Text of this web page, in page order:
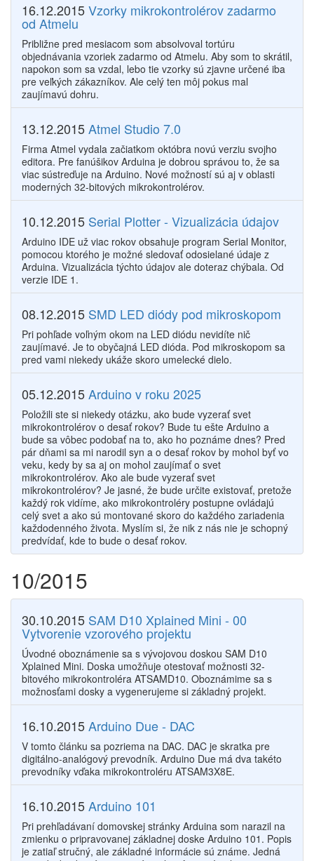
16.12.2015Vzorky mikrokontrolérov zadarmo
od Atmelu
Približne pred mesiacom som absolvoval tortúru
objednávania vzoriek zadarmo od Atmelu. Aby som to skrátil,
napokon som sa vzdal, lebo tie vzorky sú zjavne určené iba
pre veľkých zákazníkov. Ale celý ten môj pokus mal
zaujímavú dohru.
13.12.2015Atmel Studio 7.0
Firma Atmel vydala začiatkom októbra novú verziu svojho
editora. Pre fanúšikov Arduina je dobrou správou to, že sa
viac sústreďuje na Arduino. Nové možností sú aj v oblasti
moderných 32-bitových mikrokontrolérov.
10.12.2015 Serial Plotter - Vizualizácia údajov
Arduino IDE už viac rokov obsahuje program Serial Monitor,
pomocou ktorého je možné sledovať odosielané údaje z
Arduina. Vizualizácia týchto údajov ale doteraz chýbala. Od
verzie IDE 1.
08.12.2015 SMD LED diódy pod mikroskopom
Pri pohľade voľným okom na LED diódu nevidíte nič
zaujímavé. Je to obyčajná LED dióda. Pod mikroskopom sa
pred vami niekedy ukáže skoro umelecké dielo.
05.12.2015Arduino v roku 2025
Položili ste si niekedy otázku, ako bude vyzerať svet
mikrokontrolérov o desať rokov? Bude tu ešte Arduino a
bude sa vôbec podobať na to, ako ho poznáme dnes? Pred
pár dňami sa mi narodil syn a o desať rokov by mohol byť vo
veku, kedy by sa aj on mohol zaujímať o svet
mikrokontrolérov. Ako ale bude vyzerať svet
mikrokontrolérov? Je jasné, že bude určite existovať, pretože
každý rok vidíme, ako mikrokontroléry postupne ovládajú
celý svet a ako sú montované skoro do každého zariadenia
každodenného života. Myslím si, že nik z nás nie je schopný
predvídať, kde to bude o desať rokov.
10/2015
30.10.2015 SAM D10 Xplained Mini - 00
Vytvorenie vzorového projektu
Úvodné oboznámenie sa s vývojovou doskou SAM D10
Xplained Mini. Doska umožňuje otestovať možnosti 32-
bitového mikrokontroléra ATSAMD10. Oboznámime sa s
možnosťami dosky a vygenerujeme si základný projekt.
16.10.2015Arduino Due - DAC
V tomto článku sa pozriema na DAC. DAC je skratka pre
digitálno-analógový prevodník. Arduino Due má dva takéto
prevodníky vďaka mikrokontroléru ATSAM3X8E.
16.10.2015Arduino 101
Pri prehľadávaní domovskej stránky Arduina som narazil na
zmienku o pripravovanej základnej doske Arduino 101. Popis
je zatiaľ stručný, ale základné informácie sú známe. Jedná